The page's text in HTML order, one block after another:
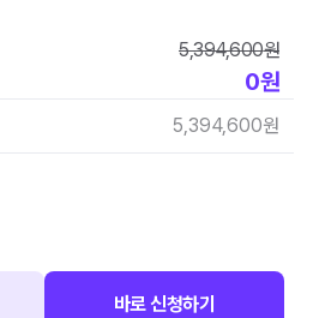
5,394,600원
0원
5,394,600원
바로 신청하기